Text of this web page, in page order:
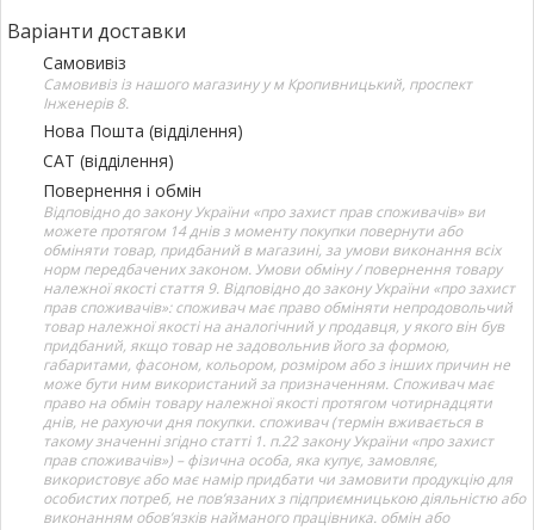
Варіанти доставки
Самовивіз
Самовивіз із нашого магазину у м Кропивницький, проспект
Інженерів 8.
Нова Пошта (відділення)
САТ (відділення)
Повернення і обмін
Відповідно до закону України «про захист прав споживачів» ви
можете протягом 14 днів з моменту покупки повернути або
обміняти товар, придбаний в магазині, за умови виконання всіх
норм передбачених законом. Умови обміну / повернення товару
належної якості стаття 9. Відповідно до закону України «про захист
прав споживачів»: споживач має право обміняти непродовольчий
товар належної якості на аналогічний у продавця, у якого він був
придбаний, якщо товар не задовольнив його за формою,
габаритами, фасоном, кольором, розміром або з інших причин не
може бути ним використаний за призначенням. Споживач має
право на обмін товару належної якості протягом чотирнадцяти
днів, не рахуючи дня покупки. споживач (термін вживається в
такому значенні згідно статті 1. п.22 закону України «про захист
прав споживачів») – фізична особа, яка купує, замовляє,
використовує або має намір придбати чи замовити продукцію для
особистих потреб, не пов’язаних з підприємницькою діяльністю або
виконанням обов’язків найманого працівника. обмін або